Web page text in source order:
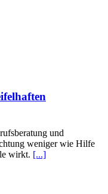
und
weniger wie Hilfe
wirkt. [...]